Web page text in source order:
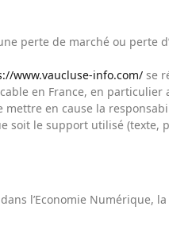
perte de marché ou perte
www.vaucluse-info.com/ se
en France, en particulier
en cause la
soit le support utilisé (texte,
l’Economie Numérique,